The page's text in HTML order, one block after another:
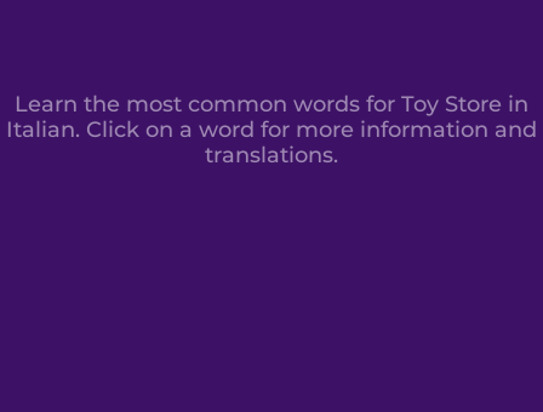
Learn the most common words for Toy Store in
Italian. Click on a word for more information and
translations.